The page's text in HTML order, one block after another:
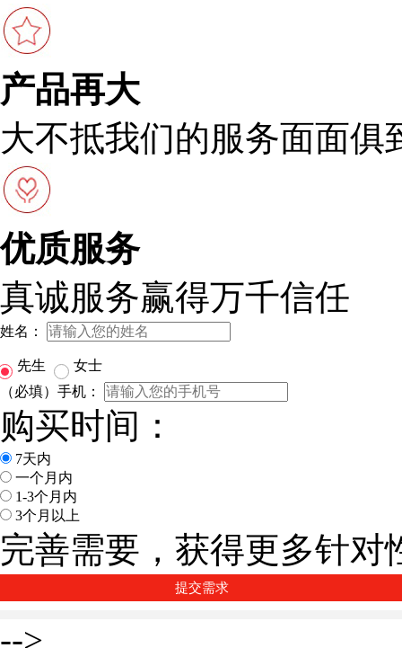
产品再大
大不抵我们的服务面面俱
优质服务
真诚服务赢得万千信任
姓名：
先生
女士
（必填）手机：
购买时间：
7天内
一个月内
1-3个月内
3个月以上
完善需要，获得更多针
-->